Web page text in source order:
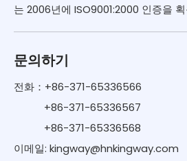
는 2006년에 ISO9001:2000 인증을
문의하기
전화：+86-371-65336566
+86-371-65336567
+86-371-65336568
이메일: kingway@hnkingway.com